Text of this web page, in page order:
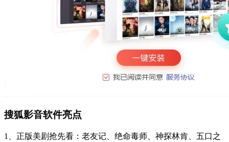
搜狐影音软件亮点
1、正版美剧抢先看：老友记、绝命毒师、神探林肯、五口之